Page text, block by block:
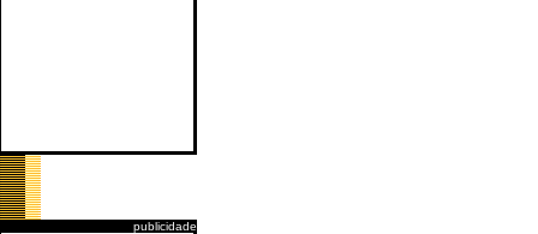
publicidade